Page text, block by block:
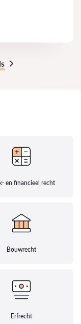
en financieel recht
Bouwrecht
Erfrecht